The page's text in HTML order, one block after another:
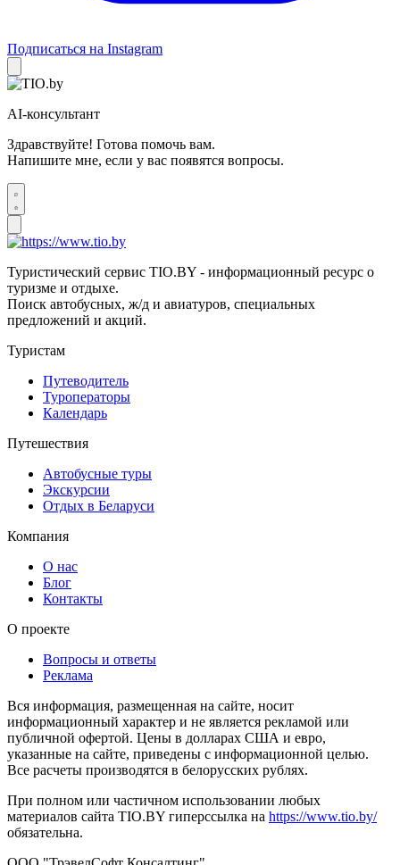
Подписаться на Instagram
AI-консультант
Здравствуйте! Готова помочь вам.
Напишите мне, если у вас появятся вопросы.
Туристический сервис TIO.BY - информационный ресурс о
туризме и отдыхе.
Поиск автобусных, ж/д и авиатуров, специальных
предложений и акций.
Туристам
Путеводитель
Туроператоры
Календарь
Путешествия
Автобусные туры
Экскурсии
Отдых в Беларуси
Компания
О нас
Блог
Контакты
О проекте
Вопросы и ответы
Реклама
Вся информация, размещенная на сайте, носит
информационный характер и не является рекламой или
публичной офертой. Цены в долларах США и евро,
указанные на сайте, приведены с информационной целью.
Все расчеты производятся в белорусских рублях.
При полном или частичном использовании любых
материалов сайта TIO.BY гиперссылка на https://www.tio.by/
обязательна.